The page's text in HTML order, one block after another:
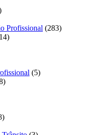
Profissional (283)
(5)